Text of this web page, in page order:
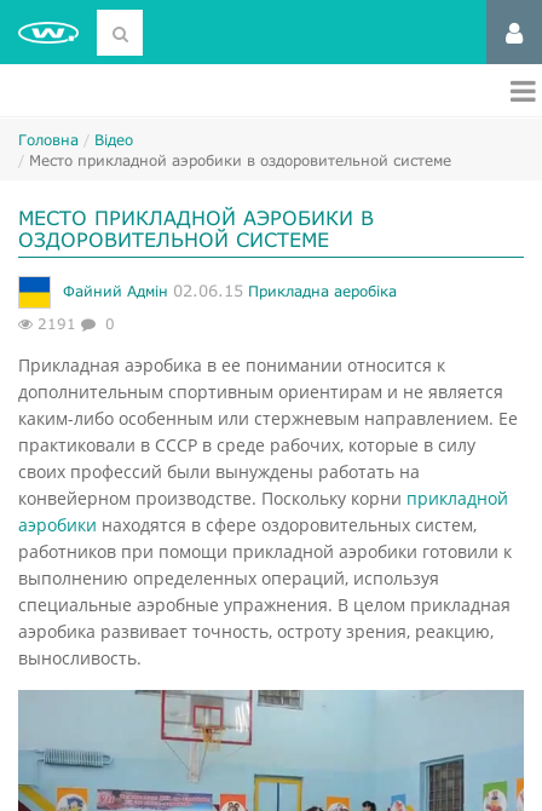
Головна
Відео
Место прикладной аэробики в оздоровительной системе
МЕСТО ПРИКЛАДНОЙ АЭРОБИКИ В
ОЗДОРОВИТЕЛЬНОЙ СИСТЕМЕ
Файний Адмін 02.06.15 Прикладна аеробіка
2191
0
Прикладная аэробика в ее понимании относится к
дополнительным спортивным ориентирам и не является
каким-либо особенным или стержневым направлением. Ее
практиковали в СССР в среде рабочих, которые в силу
своих профессий были вынуждены работать на
конвейерном производстве. Поскольку корни прикладной
аэробики находятся в сфере оздоровительных систем,
работников при помощи прикладной аэробики готовили к
выполнению определенных операций, используя
специальные аэробные упражнения. В целом прикладная
аэробика развивает точность, остроту зрения, реакцию,
выносливость.